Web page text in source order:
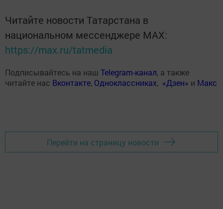
Читайте новости Татарстана в
национальном мессенджере MАХ:
https://max.ru/tatmedia
Подписывайтесь на наш Telegram-канал, а также
читайте нас Вконтакте, Одноклассниках, «Дзен» и Макс
Перейти на страницу новости